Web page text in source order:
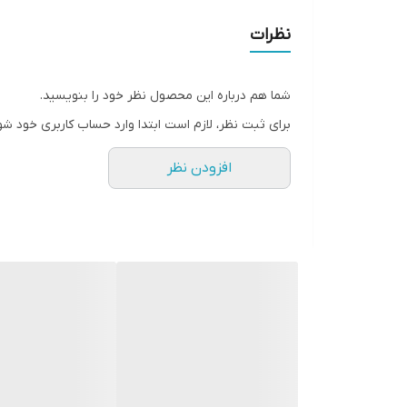
• قابل شستشو و ضدعفونی
• بدون ایجاد حساسیت پوستی
نظرات
شما هم درباره این محصول نظر خود را بنویسید.
برای ثبت نظر، لازم است ابتدا وارد حساب کاربری خود
افزودن نظر